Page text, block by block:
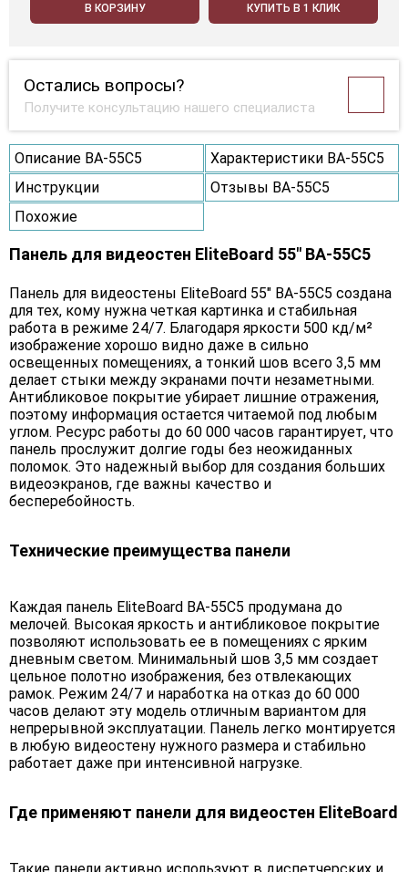
В КОРЗИНУ КУПИТЬ В 1 КЛИК
Остались вопросы?
Получите консультацию нашего специалиста
Описание BA-55C5
Характеристики BA-55C5
Инструкции
Отзывы BA-55C5
Похожие
Панель для видеостен EliteBoard 55" BA-55C5
Панель для видеостены EliteBoard 55" BA-55C5 создана
для тех, кому нужна четкая картинка и стабильная
работа в режиме 24/7. Благодаря яркости 500 кд/м²
изображение хорошо видно даже в сильно
освещенных помещениях, а тонкий шов всего 3,5 мм
делает стыки между экранами почти незаметными.
Антибликовое покрытие убирает лишние отражения,
поэтому информация остается читаемой под любым
углом. Ресурс работы до 60 000 часов гарантирует, что
панель прослужит долгие годы без неожиданных
поломок. Это надежный выбор для создания больших
видеоэкранов, где важны качество и
бесперебойность.
Технические преимущества панели
Каждая панель EliteBoard BA-55C5 продумана до
мелочей. Высокая яркость и антибликовое покрытие
позволяют использовать ее в помещениях с ярким
дневным светом. Минимальный шов 3,5 мм создает
цельное полотно изображения, без отвлекающих
рамок. Режим 24/7 и наработка на отказ до 60 000
часов делают эту модель отличным вариантом для
непрерывной эксплуатации. Панель легко монтируется
в любую видеостену нужного размера и стабильно
работает даже при интенсивной нагрузке.
Где применяют панели для видеостен EliteBoard
Такие панели активно используют в диспетчерских и